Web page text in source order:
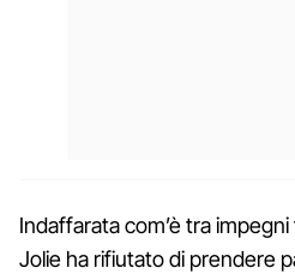
Indaffarata com’è tra
Jolie ha rifiutato di prendere